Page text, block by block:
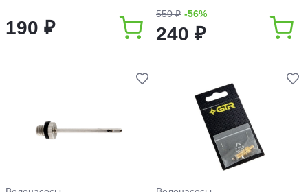
190 ₽
550 ₽ -56%
240 ₽